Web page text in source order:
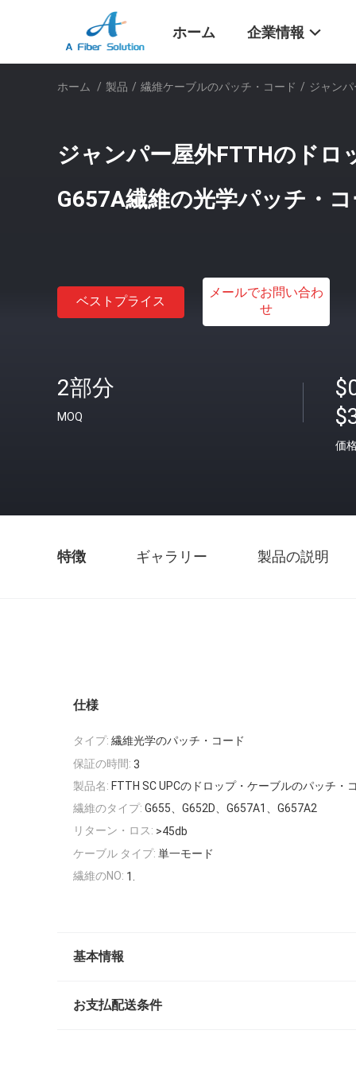
ホーム 企業情報
ホーム / 製品 / 繊維ケーブルのパッチ・コード / ジャン
ジャンパー屋外FTTHのドロ
G657A繊維の光学パッチ・
ベストプライス
メールでお問い合わ
せ
2部分
MOQ
価
特徴 ギャラリー 製品の説明
仕様
タイプ: 繊維光学のパッチ・コード
保証の時間: 3
製品名: FTTH SC UPCのドロップ・ケーブルのパッチ・
繊維のタイプ: G655、G652D、G657A1、G657A2
リターン・ロス: >45db
ケーブル タイプ: 単一モード
繊維のNO: 1.
基本情報
お支払配送条件